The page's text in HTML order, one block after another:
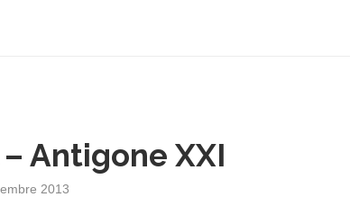
Antigone XXI
2013